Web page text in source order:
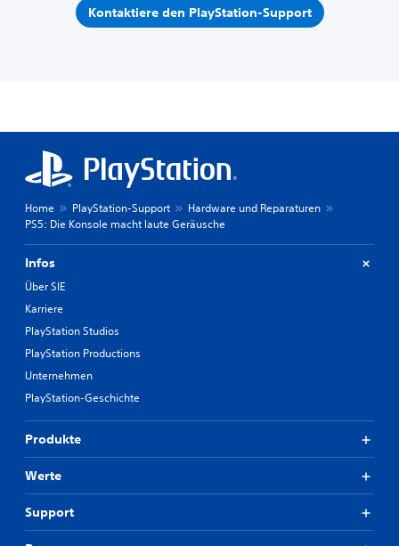
Kontaktiere den PlayStation-Support
Home PlayStation-Support
Hardware und Reparaturen
PS5: Die Konsole macht laute Geräusche
Infos
Über SIE
Karriere
PlayStation Studios
PlayStation Productions
Unternehmen
PlayStation-Geschichte
Produkte
Werte
Support